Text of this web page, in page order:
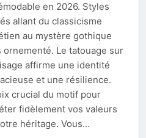
en 2026. Styles
allant du classicisme
au mystère gothique
ornementé. Le tatouage sur
affirme une identité
et une résilience.
crucial du motif pour
fidèlement vos valeurs
héritage. Vous…